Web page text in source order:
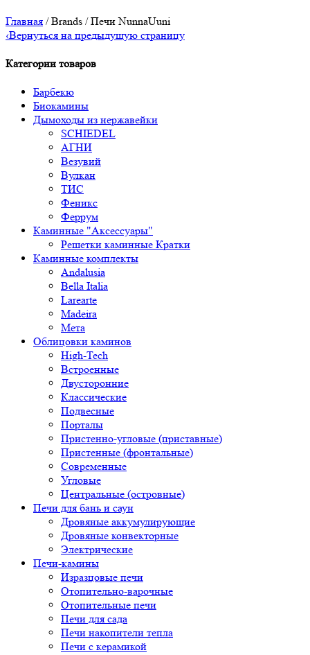
Главная / Brands / Печи NunnaUuni
‹Вернуться на предыдущую страницу
Категории товаров
Барбекю
Биокамины
Дымоходы из нержавейки
SCHIEDEL
АГНИ
Везувий
Вулкан
ТИС
Феникс
Феррум
Каминные "Аксессуары"
Решетки каминные Кратки
Каминные комплекты
Andalusia
Bella Italia
Larearte
Madeira
Мета
Облицовки каминов
High-Tech
Встроенные
Двусторонние
Классические
Подвесные
Порталы
Пристенно-угловые (приставные)
Пристенные (фронтальные)
Современные
Угловые
Центральные (островные)
Печи для бань и саун
Дровяные аккумулирующие
Дровяные конвекторные
Электрические
Печи-камины
Изразцовые печи
Отопительно-варочные
Отопительные печи
Печи для сада
Печи накопители тепла
Печи с керамикой